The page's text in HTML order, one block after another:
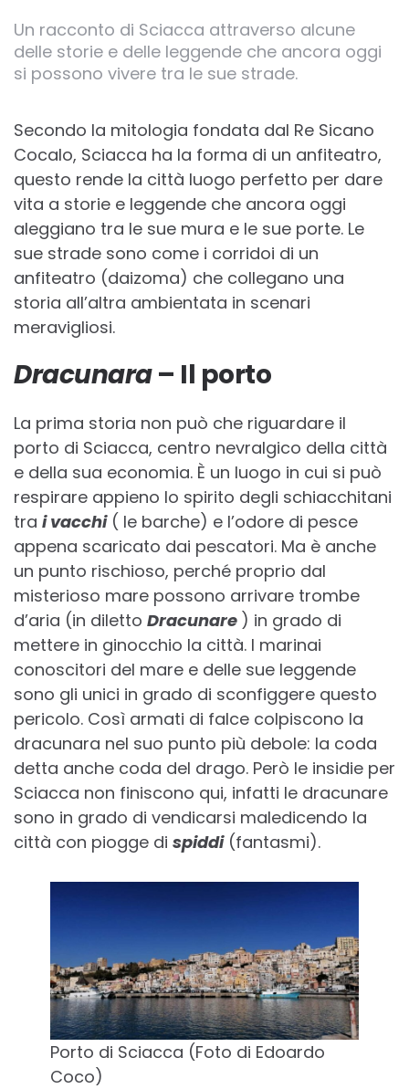
Un racconto di Sciacca attraverso alcune
delle storie e delle leggende che ancora oggi
si possono vivere tra le sue strade.
Secondo la mitologia fondata dal Re Sicano
Cocalo, Sciacca ha la forma di un anfiteatro,
questo rende la città luogo perfetto per dare
vita a storie e leggende che ancora oggi
aleggiano tra le sue mura e le sue porte. Le
sue strade sono come i corridoi di un
anfiteatro (daizoma) che collegano una
storia all’altra ambientata in scenari
meravigliosi.
Dracunara– Il porto
La prima storia non può che riguardare il
porto di Sciacca, centro nevralgico della città
e della sua economia. È un luogo in cui si può
respirare appieno lo spirito degli schiacchitani
tra i vacchi( le barche) e l’odore di pesce
appena scaricato dai pescatori. Ma è anche
un punto rischioso, perché proprio dal
misterioso mare possono arrivare trombe
d’aria (in diletto Dracunare ) in grado di
mettere in ginocchio la città. I marinai
conoscitori del mare e delle sue leggende
sono gli unici in grado di sconfiggere questo
pericolo. Così armati di falce colpiscono la
dracunara nel suo punto più debole: la coda
detta anche coda del drago. Però le insidie per
Sciacca non finiscono qui, infatti le dracunare
sono in grado di vendicarsi maledicendo la
città con piogge di spiddi(fantasmi).
Porto di Sciacca (Foto di Edoardo
Coco)